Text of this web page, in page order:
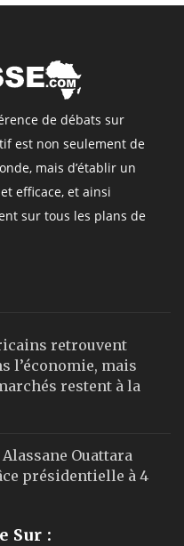
de débats sur
est non seulement de
mais d’établir un
efficace, et ainsi
sur tous les plans de
retrouvent
l’économie, mais
restent à la
Alassane Ouattara
présidentielle à 4
Sur :